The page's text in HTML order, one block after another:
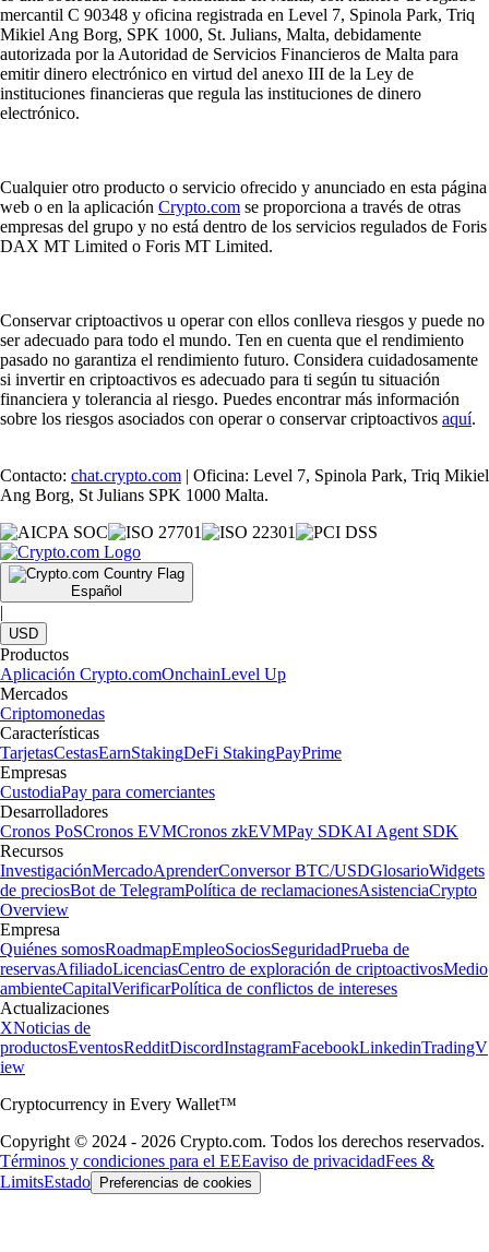
mercantil C 90348 y oficina registrada en Level 7, Spinola Park, Triq
Mikiel Ang Borg, SPK 1000, St. Julians, Malta, debidamente
autorizada por la Autoridad de Servicios Financieros de Malta para
emitir dinero electrónico en virtud del anexo III de la Ley de
instituciones financieras que regula las instituciones de dinero
electrónico.
Cualquier otro producto o servicio ofrecido y anunciado en esta página
web o en la aplicación Crypto.com se proporciona a través de otras
empresas del grupo y no está dentro de los servicios regulados de Foris
DAX MT Limited o Foris MT Limited.
Conservar criptoactivos u operar con ellos conlleva riesgos y puede no
ser adecuado para todo el mundo. Ten en cuenta que el rendimiento
pasado no garantiza el rendimiento futuro. Considera cuidadosamente
si invertir en criptoactivos es adecuado para ti según tu situación
financiera y tolerancia al riesgo. Puedes encontrar más información
sobre los riesgos asociados con operar o conservar criptoactivos aquí.
Contacto: chat.crypto.com | Oficina: Level 7, Spinola Park, Triq Mikiel
Ang Borg, St Julians SPK 1000 Malta.
Español
|
USD
Productos
Aplicación Crypto.comOnchainLevel Up
Mercados
Criptomonedas
Características
TarjetasCestasEarnStakingDeFi StakingPayPrime
Empresas
CustodiaPay para comerciantes
Desarrolladores
Cronos PoSCronos EVMCronos zkEVMPay SDKAI Agent SDK
Recursos
InvestigaciónMercadoAprenderConversor BTC/USDGlosarioWidgets
de preciosBot de TelegramPolítica de reclamacionesAsistenciaCrypto
Overview
Empresa
Quiénes somosRoadmapEmpleoSociosSeguridadPrueba de
reservasAfiliadoLicenciasCentro de exploración de criptoactivosMedio
ambienteCapitalVerificarPolítica de conflictos de intereses
Actualizaciones
XNoticias de
productosEventosRedditDiscordInstagramFacebookLinkedinTradingV
iew
Cryptocurrency in Every Wallet™
Copyright © 2024 - 2026 Crypto.com. Todos los derechos reservados.
Términos y condiciones para el EEEaviso de privacidadFees &
LimitsEstado Preferencias de cookies